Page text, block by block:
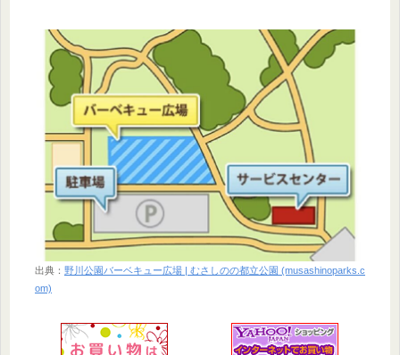
出典： 野川公園バーベキュー広場 | むさしのの都立公園 (musashinoparks.c
om)